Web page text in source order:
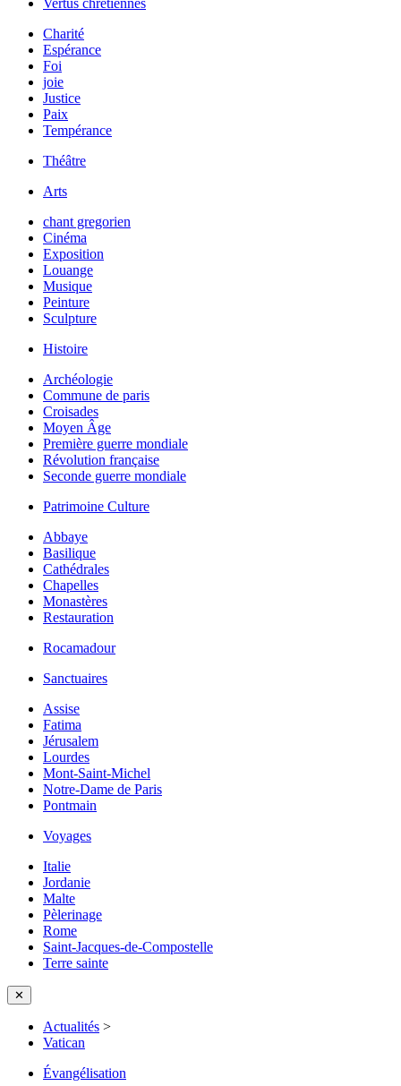
Vertus chrétiennes
Charité
Espérance
Foi
joie
Justice
Paix
Tempérance
Théâtre
Arts
chant gregorien
Cinéma
Exposition
Louange
Musique
Peinture
Sculpture
Histoire
Archéologie
Commune de paris
Croisades
Moyen Âge
Première guerre mondiale
Révolution française
Seconde guerre mondiale
Patrimoine Culture
Abbaye
Basilique
Cathédrales
Chapelles
Monastères
Restauration
Rocamadour
Sanctuaires
Assise
Fatima
Jérusalem
Lourdes
Mont-Saint-Michel
Notre-Dame de Paris
Pontmain
Voyages
Italie
Jordanie
Malte
Pèlerinage
Rome
Saint-Jacques-de-Compostelle
Terre sainte
✕
Actualités >
Vatican
Évangélisation